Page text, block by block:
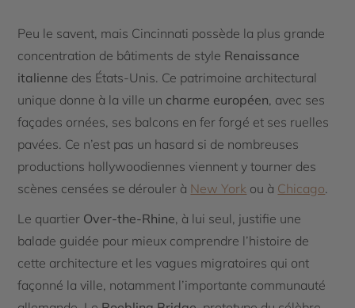
Peu le savent, mais Cincinnati possède la plus grande
concentration de bâtiments de style Renaissance
italienne des États-Unis. Ce patrimoine architectural
unique donne à la ville un charme européen, avec ses
façades ornées, ses balcons en fer forgé et ses ruelles
pavées. Ce n’est pas un hasard si de nombreuses
productions hollywoodiennes viennent y tourner des
scènes censées se dérouler à New York ou à Chicago.
Le quartier Over-the-Rhine, à lui seul, justifie une
balade guidée pour mieux comprendre l’histoire de
cette architecture et les vagues migratoires qui ont
façonné la ville, notamment l’importante communauté